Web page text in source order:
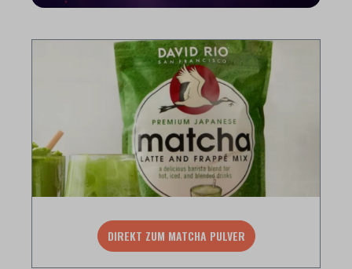
DIREKT ZUM MATCHA PULVER